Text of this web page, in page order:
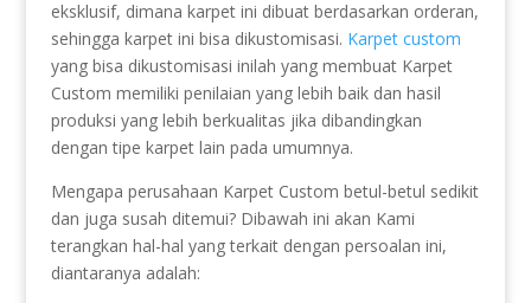
eksklusif, dimana karpet ini dibuat berdasarkan orderan,
sehingga karpet ini bisa dikustomisasi. Karpet custom
yang bisa dikustomisasi inilah yang membuat Karpet
Custom memiliki penilaian yang lebih baik dan hasil
produksi yang lebih berkualitas jika dibandingkan
dengan tipe karpet lain pada umumnya.
Mengapa perusahaan Karpet Custom betul-betul sedikit
dan juga susah ditemui? Dibawah ini akan Kami
terangkan hal-hal yang terkait dengan persoalan ini,
diantaranya adalah: